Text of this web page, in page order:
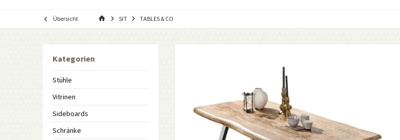
Übersicht SIT TABLES & CO
Kategorien
Stühle
Vitrinen
Sideboards
Schränke